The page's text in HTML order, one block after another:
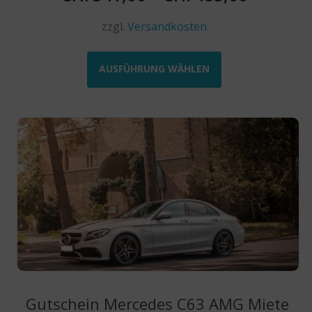
zzgl.Versandkosten
AUSFÜHRUNG WÄHLEN
auf.
Die
Optionen
können
auf
der
Produktseite
gewählt
werden
Gutschein Mercedes C63 AMG Miete